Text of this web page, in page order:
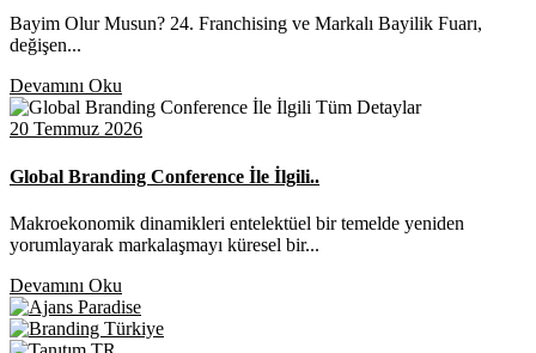
Bayim Olur Musun? 24. Franchising ve Markalı Bayilik Fuarı,
değişen...
Devamını Oku
20 Temmuz 2026
Global Branding Conference İle İlgili..
Makroekonomik dinamikleri entelektüel bir temelde yeniden
yorumlayarak markalaşmayı küresel bir...
Devamını Oku